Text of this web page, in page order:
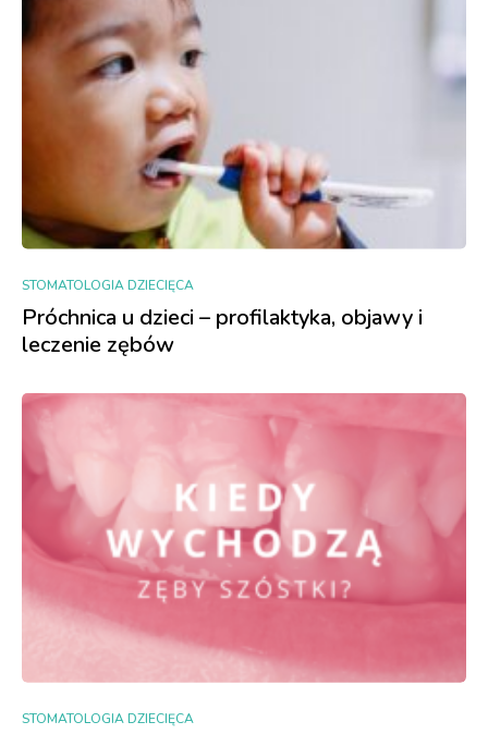
STOMATOLOGIA DZIECIĘCA
Próchnica u dzieci – profilaktyka, objawy i
leczenie zębów
STOMATOLOGIA DZIECIĘCA